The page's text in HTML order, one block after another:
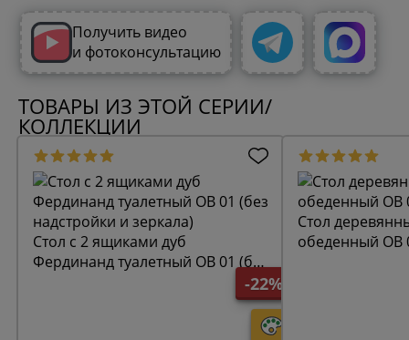
Получить видео
и фотоконсультацию
ТОВАРЫ ИЗ ЭТОЙ СЕРИИ/
КОЛЛЕКЦИИ
-22%
Стол с 2 ящиками дуб
Фердинанд туалетный ОВ 01 (без
Стол
обеденный ОВ